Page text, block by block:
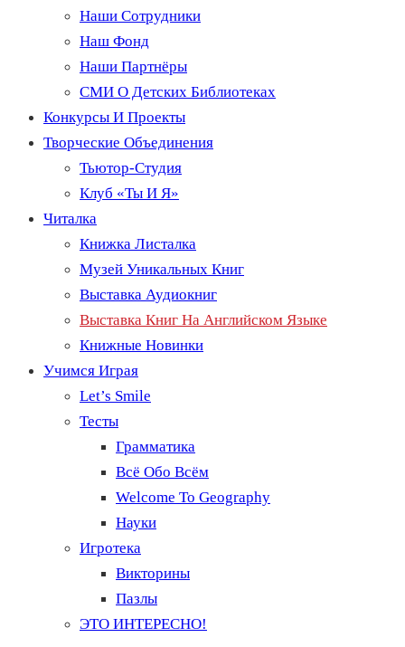
Наши Сотрудники
Наш Фонд
Наши Партнёры
СМИ О Детских Библиотеках
Конкурсы И Проекты
Творческие Объединения
Тьютор-Студия
Клуб «Ты И Я»
Читалка
Книжка Листалка
Музей Уникальных Книг
Выставка Аудиокниг
Выставка Книг На Английском Языке
Книжные Новинки
Учимся Играя
Let’s Smile
Тесты
Грамматика
Всё Обо Всём
Welcome To Geography
Науки
Игротека
Викторины
Пазлы
ЭТО ИНТЕРЕСНО!